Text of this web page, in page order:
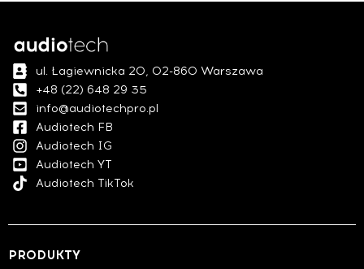
ul. Łagiewnicka 20, 02-860 Warszawa
+48 (22) 648 29 35
info@audiotechpro.pl
Audiotech FB
Audiotech IG
Audiotech YT
Audiotech TikTok
PRODUKTY